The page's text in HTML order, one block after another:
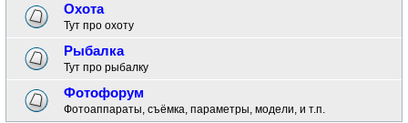
Охота
Тут про охоту
Рыбалка
Тут про рыбалку
Фотофорум
Фотоаппараты, съёмка, параметры, модели, и т.п.